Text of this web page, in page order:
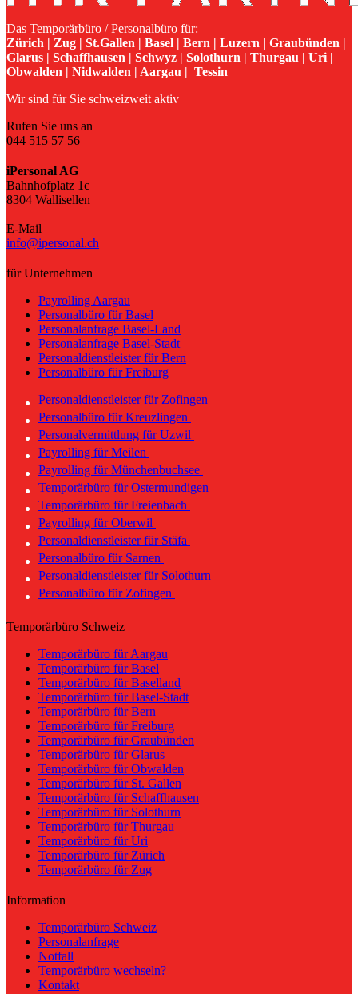
Das Temporärbüro / Personalbüro für:
Zürich | Zug | St.Gallen | Basel | Bern | Luzern | Graubünden |
Glarus | Schaffhausen | Schwyz | Solothurn | Thurgau | Uri |
Obwalden | Nidwalden | Aargau | Tessin
Wir sind für Sie schweizweit aktiv
Rufen Sie uns an
044 515 57 56
iPersonal AG
Bahnhofplatz 1c
8304 Wallisellen
E-Mail
info@ipersonal.ch
für Unternehmen
Payrolling Aargau
Personalbüro für Basel
Personalanfrage Basel-Land
Personalanfrage Basel-Stadt
Personaldienstleister für Bern
Personalbüro für Freiburg
Personaldienstleister für Zofingen
Personalbüro für Kreuzlingen
Personalvermittlung für Uzwil
Payrolling für Meilen
Payrolling für Münchenbuchsee
Temporärbüro für Ostermundigen
Temporärbüro für Freienbach
Payrolling für Oberwil
Personaldienstleister für Stäfa
Personalbüro für Sarnen
Personaldienstleister für Solothurn
Personalbüro für Zofingen
Temporärbüro Schweiz
Temporärbüro für Aargau
Temporärbüro für Basel
Temporärbüro für Baselland
Temporärbüro für Basel-Stadt
Temporärbüro für Bern
Temporärbüro für Freiburg
Temporärbüro für Graubünden
Temporärbüro für Glarus
Temporärbüro für Obwalden
Temporärbüro für St. Gallen
Temporärbüro für Schaffhausen
Temporärbüro für Solothurn
Temporärbüro für Thurgau
Temporärbüro für Uri
Temporärbüro für Zürich
Temporärbüro für Zug
Information
Temporärbüro Schweiz
Personalanfrage
Notfall
Temporärbüro wechseln?
Kontakt